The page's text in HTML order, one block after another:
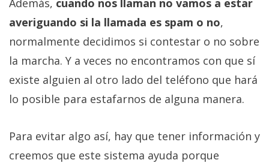
averiguando si la llamada es spam o no,
normalmente decidimos si contestar o no sobre
la marcha. Y a veces no encontramos con que sí
existe alguien al otro lado del teléfono que hará
lo posible para estafarnos de alguna manera.
Para evitar algo así, hay que tener información y
creemos que este sistema ayuda porque